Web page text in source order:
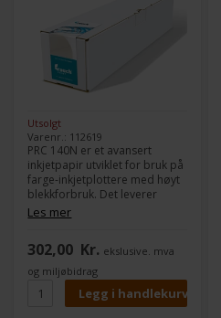
Utsolgt
Varenr.: 112619
PRC 140N er et avansert
inkjetpapir utviklet for bruk på
farge-inkjetplottere med høyt
blekkforbruk. Det leverer
imponerende resultater ved
fullflateprint med høy
kantdefinisjon og intens
fargebriljans.
Les mer
302,00 Kr. ekslusive. mva
og miljøbidrag